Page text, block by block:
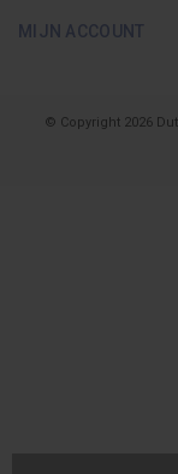
MIJN ACCOUNT
© Copyright 2026